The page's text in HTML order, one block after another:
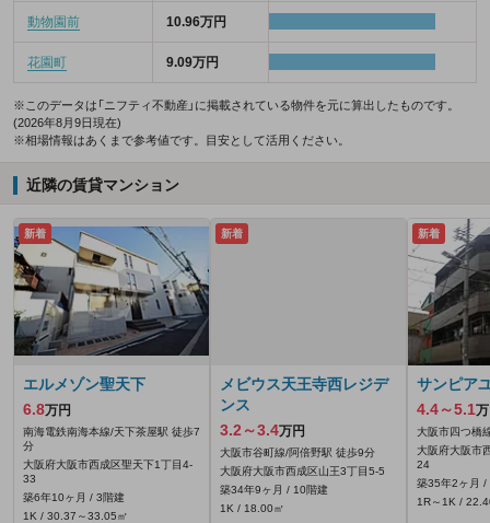
動物園前 10.96万円
花園町 9.09万円
※このデータは「ニフティ不動産」に掲載されている物件を元に算出したものです。
(2026年8月9日現在)
※相場情報はあくまで参考値です。目安として活用ください。
近隣の賃貸マンション
新着
エルメゾン聖天下
6.8万円
南海電鉄南海本線/天下茶屋駅 徒歩7
分
大阪府大阪市西成区聖天下1丁目4-
33
築6年10ヶ月 / 3階建
1K / 30.37～33.05㎡
新着
メビウス天王寺西レジデ
ンス
3.2～3.4万円
大阪市谷町線/阿倍野駅 徒歩9分
大阪府大阪市西成区山王3丁目5-5
築34年9ヶ月 / 10階建
1K / 18.00㎡
新着
サンピア
4.4～5.1
大阪市四つ橋
大阪府大阪市
24
築35年2ヶ月 /
1R～1K /